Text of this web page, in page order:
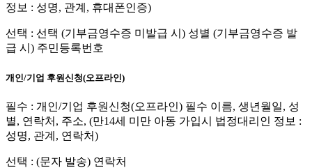
정보 : 성명, 관계, 휴대폰인증)
선택 : 선택 (기부금영수증 미발급 시) 성별 (기부금영수증 발
급 시) 주민등록번호
개인/기업 후원신청(오프라인)
필수 : 개인/기업 후원신청(오프라인) 필수 이름, 생년월일, 성
별, 연락처, 주소, (만14세 미만 아동 가입시 법정대리인 정보 :
성명, 관계, 연락처)
선택 : (문자 발송) 연락처